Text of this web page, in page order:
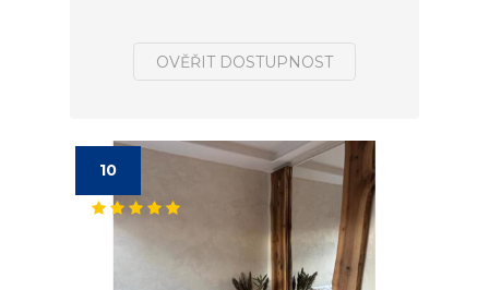
OVĚŘIT DOSTUPNOST
10